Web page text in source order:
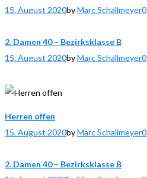
15. August 2020byMarc Schallmeyer0
2. Damen 40 – Bezirksklasse B
15. August 2020byMarc Schallmeyer0
Herren offen
15. August 2020byMarc Schallmeyer0
2. Damen 40 – Bezirksklasse B